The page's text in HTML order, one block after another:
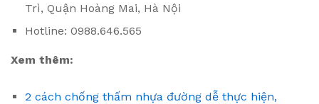
Trì, Quận Hoàng Mai, Hà Nội
Hotline: 0988.646.565
Xem thêm:
2 cách chống thấm nhựa đường dễ thực hiện,